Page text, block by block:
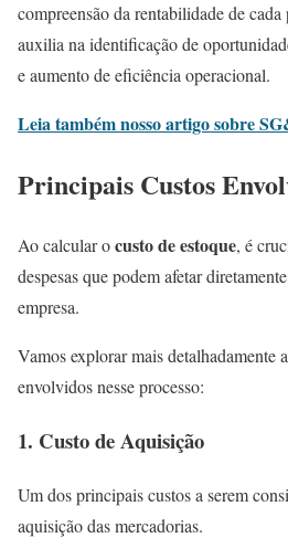
compreensão da rentabilidade de
auxilia na identificação de
e aumento de eficiência operacional.
Leia também nosso artigo sobre
Principais Custos
Ao calcular ocusto de estoque, é
despesas que podem afetar
empresa.
Vamos explorar mais detalhadamente
envolvidos nesse processo:
1. Custo de Aquisição
Um dos principais custos a serem
aquisição das mercadorias.